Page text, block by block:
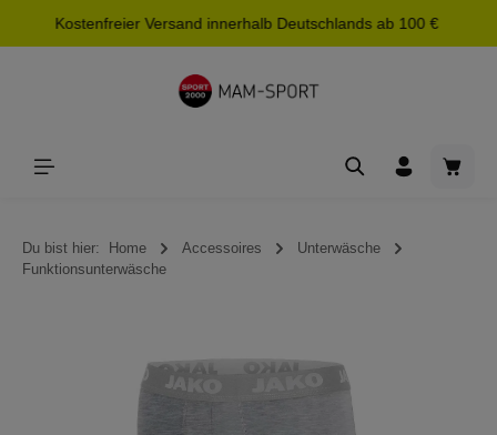
springen
Kostenfreier Versand innerhalb Deutschlands ab 100 €
Du bist hier: Home Accessoires
Unterwäsche
Funktionsunterwäsche